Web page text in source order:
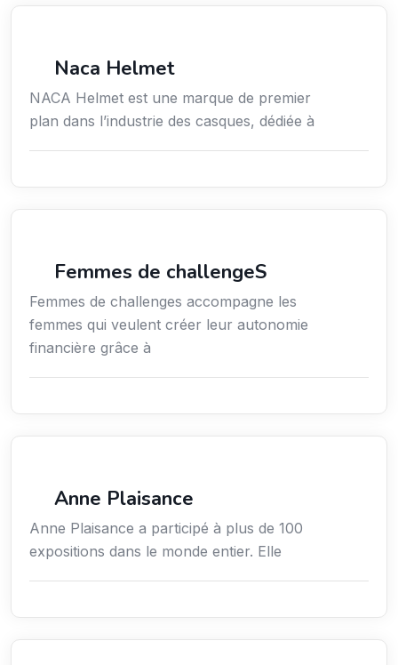
Naca Helmet
NACA Helmet est une marque de premier
plan dans l’industrie des casques, dédiée à
Femmes de challengeS
Femmes de challenges accompagne les
femmes qui veulent créer leur autonomie
financière grâce à
Anne Plaisance
Anne Plaisance a participé à plus de 100
expositions dans le monde entier. Elle